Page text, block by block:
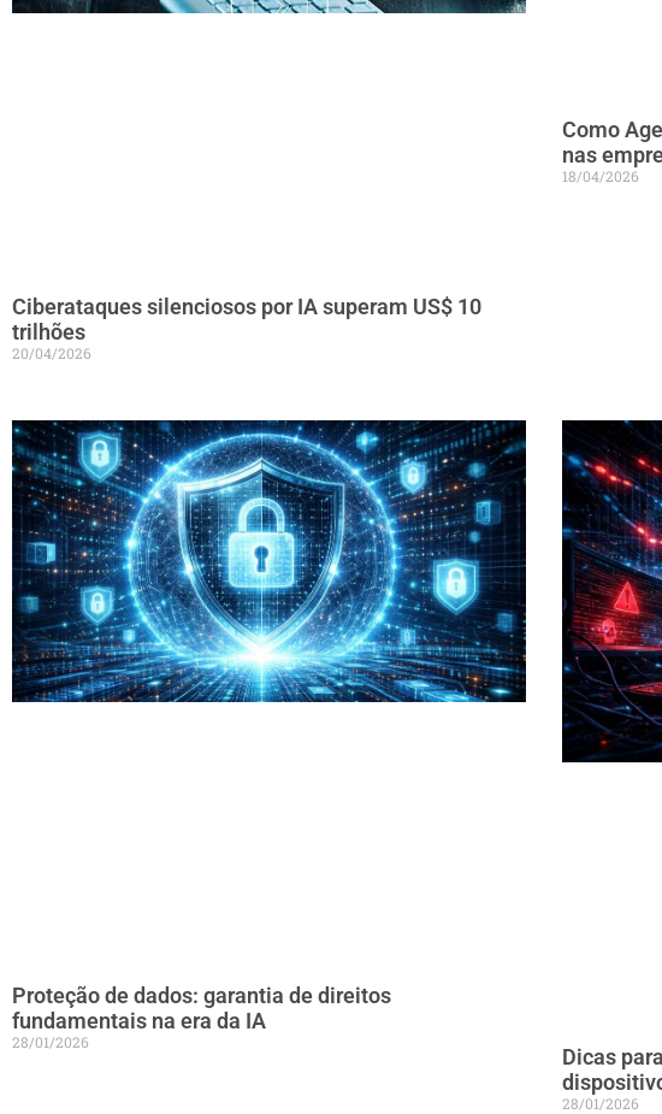
Ciberataques silenciosos por IA superam US$ 10
trilhões
20/04/2026
Como
nas
18/04/2026
Proteção de dados: garantia de direitos
fundamentais na era da IA
28/01/2026
Dicas
28/01/2026